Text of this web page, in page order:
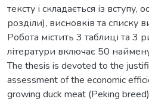
тексту і складається із вступу,
розділи), висновків та списку
Робота містить 3 таблиці та 3
літератури включає 50
The thesis is devoted to the
assessment of the economic
growing duck meat (Peking